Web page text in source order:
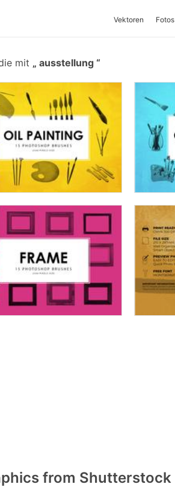
Vektoren Fotos
mit ausstellung
from Shutterstock